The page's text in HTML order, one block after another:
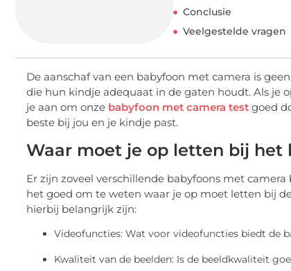
Conclusie
Veelgestelde vragen
De aanschaf van een babyfoon met camera is
die hun kindje adequaat in de gaten houdt. Als je
je aan om onze babyfoon met camera test goed
beste bij jou en je kindje past.
Waar moet je op letten bij het
Er zijn zoveel verschillende babyfoons met
het goed om te weten waar je op moet letten bij
hierbij belangrijk zijn:
Videofuncties: Wat voor videofuncties biedt de
Kwaliteit van de beelden: Is de beeldkwaliteit